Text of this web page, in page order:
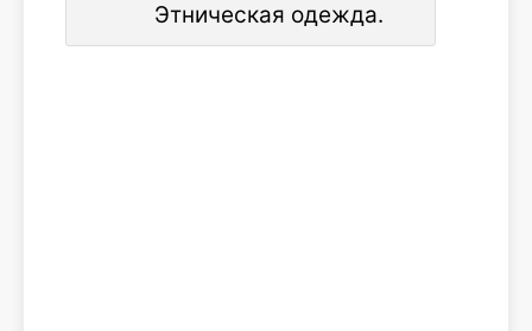
Этническая одежда.